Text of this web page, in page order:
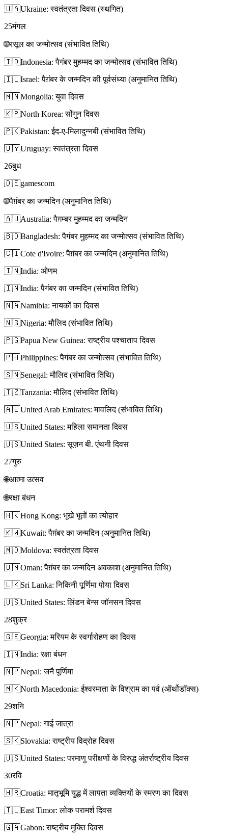
🇺🇦Ukraine: स्वतंत्रता दिवस (स्थगित)
25मंगल
🌐रसूल का जन्मोत्सव (संभावित तिथि)
🇮🇩Indonesia: पैगंबर मुहम्मद का जन्मोत्सव (संभावित तिथि)
🇮🇱Israel: पैग़ंबर के जन्मदिन की पूर्वसंध्या (अनुमानित तिथि)
🇲🇳Mongolia: युवा दिवस
🇰🇵North Korea: सोंगुन दिवस
🇵🇰Pakistan: ईद-ए-मिलादुन्नबी (संभावित तिथि)
🇺🇾Uruguay: स्वतंत्रता दिवस
26बुध
🇩🇪gamescom
🌐पैग़ंबर का जन्मदिन (अनुमानित तिथि)
🇦🇺Australia: पैग़म्बर मुहम्मद का जन्मदिन
🇧🇩Bangladesh: पैगंबर मुहम्मद का जन्मोत्सव (संभावित तिथि)
🇨🇮Cote d'Ivoire: पैग़ंबर का जन्मदिन (अनुमानित तिथि)
🇮🇳India: ओणम
🇮🇳India: पैगंबर का जन्मदिन (संभावित तिथि)
🇳🇦Namibia: नायकों का दिवस
🇳🇬Nigeria: मौलिद (संभावित तिथि)
🇵🇬Papua New Guinea: राष्ट्रीय पश्चाताप दिवस
🇵🇭Philippines: पैगंबर का जन्मोत्सव (संभावित तिथि)
🇸🇳Senegal: मौलिद (संभावित तिथि)
🇹🇿Tanzania: मौलिद (संभावित तिथि)
🇦🇪United Arab Emirates: मावलिद (संभावित तिथि)
🇺🇸United States: महिला समानता दिवस
🇺🇸United States: सूज़न बी. एंथनी दिवस
27गुरु
🌐आत्मा उत्सव
🌐रक्षा बंधन
🇭🇰Hong Kong: भूखे भूतों का त्योहार
🇰🇼Kuwait: पैग़ंबर का जन्मदिन (अनुमानित तिथि)
🇲🇩Moldova: स्वतंत्रता दिवस
🇴🇲Oman: पैग़ंबर का जन्मदिन अवकाश (अनुमानित तिथि)
🇱🇰Sri Lanka: निकिनी पूर्णिमा पोया दिवस
🇺🇸United States: लिंडन बेन्स जॉनसन दिवस
28शुक्र
🇬🇪Georgia: मरियम के स्वर्गारोहण का दिवस
🇮🇳India: रक्षा बंधन
🇳🇵Nepal: जनै पूर्णिमा
🇲🇰North Macedonia: ईश्वरमाता के विश्राम का पर्व (ऑर्थोडॉक्स)
29शनि
🇳🇵Nepal: गाई जात्रा
🇸🇰Slovakia: राष्ट्रीय विद्रोह दिवस
🇺🇸United States: परमाणु परीक्षणों के विरुद्ध अंतर्राष्ट्रीय दिवस
30रवि
🇭🇷Croatia: मातृभूमि युद्ध में लापता व्यक्तियों के स्मरण का दिवस
🇹🇱East Timor: लोक परामर्श दिवस
🇬🇦Gabon: राष्ट्रीय मुक्ति दिवस